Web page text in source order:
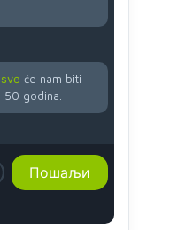
će nam biti
50 godina.